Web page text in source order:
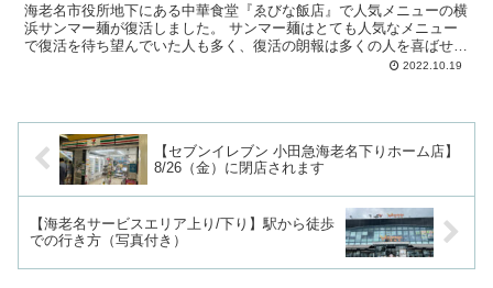
海老名市役所地下にある中華食堂『ゑびな飯店』で人気メニューの横
浜サンマー麺が復活しました。 サンマー麺はとても人気なメニュー
で復活を待ち望んでいた人も多く、復活の朗報は多くの人を喜ばせて
2022.10.19
【セブンイレブン 小田急海老名下りホーム店】
8/26（金）に閉店されます
【海老名サービスエリア上り/下り】駅から徒歩
での行き方（写真付き）